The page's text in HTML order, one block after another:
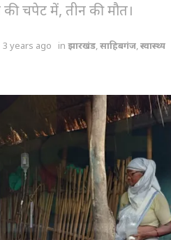
की चपेट में, तीन की मौत।
3 years ago in झारखंड,साहिबगंज,स्वास्थ्य